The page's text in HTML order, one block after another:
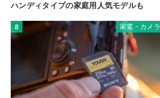
ハンディタイプの家庭用人気モデルも
8 家電・カメラ